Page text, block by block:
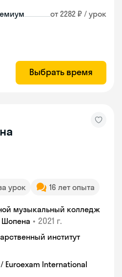
от 2282 ₽ / урок
Выбрать время
урок 16 лет опыта
музыкальный колледж
• 2021 г.
институт
Euroexam International